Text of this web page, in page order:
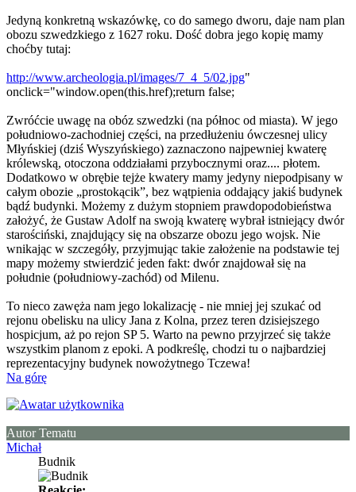
Jedyną konkretną wskazówkę, co do samego dworu, daje nam plan
obozu szwedzkiego z 1627 roku. Dość dobra jego kopię mamy
choćby tutaj:
http://www.archeologia.pl/images/7_4_5/02.jpg"
onclick="window.open(this.href);return false;
Zwróćcie uwagę na obóz szwedzki (na północ od miasta). W jego
południowo-zachodniej części, na przedłużeniu ówczesnej ulicy
Młyńskiej (dziś Wyszyńskiego) zaznaczono najpewniej kwaterę
królewską, otoczona oddziałami przybocznymi oraz.... płotem.
Dodatkowo w obrębie tejże kwatery mamy jedyny niepodpisany w
całym obozie „prostokącik”, bez wątpienia oddający jakiś budynek
bądź budynki. Możemy z dużym stopniem prawdopodobieństwa
założyć, że Gustaw Adolf na swoją kwaterę wybrał istniejący dwór
starościński, znajdujący się na obszarze obozu jego wojsk. Nie
wnikając w szczegóły, przyjmując takie założenie na podstawie tej
mapy możemy stwierdzić jeden fakt: dwór znajdował się na
południe (południowy-zachód) od Milenu.
To nieco zawęża nam jego lokalizację - nie mniej jej szukać od
rejonu obelisku na ulicy Jana z Kolna, przez teren dzisiejszego
hospicjum, aż po rejon SP 5. Warto na pewno przyjrzeć się także
wszystkim planom z epoki. A podkreślę, chodzi tu o najbardziej
reprezentacyjny budynek nowożytnego Tczewa!
Na górę
Autor Tematu
Michał
Budnik